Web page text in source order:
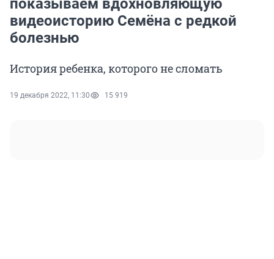
показываем вдохновляющую
видеоисторию Семёна с редкой
болезнью
История ребенка, которого не сломать
19 декабря 2022, 11:30 15 919